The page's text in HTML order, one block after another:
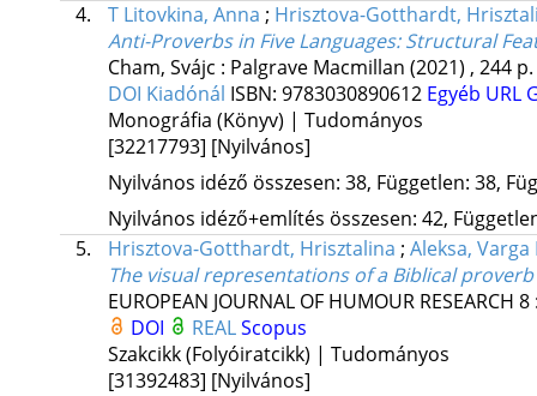
4.
T Litovkina, Anna ; Hrisztova-Gotthardt,
Anti-Proverbs in Five Languages: Structural
Cham, Svájc : Palgrave Macmillan (2021) , 244 p.
DOI Kiadónál ISBN: 9783030890612 Egyéb URL
Monográfia (Könyv) | Tudományos
[32217793] [Nyilvános]
Nyilvános idéző összesen: 38, Független: 38,
Nyilvános idéző+említés összesen: 42,
5.
Hrisztova-Gotthardt, Hrisztalina ; Aleksa,
The visual representations of a Biblical
EUROPEAN JOURNAL OF HUMOUR RESEARCH 8
DOI
REALScopus
Szakcikk (Folyóiratcikk) | Tudományos
[31392483] [Nyilvános]